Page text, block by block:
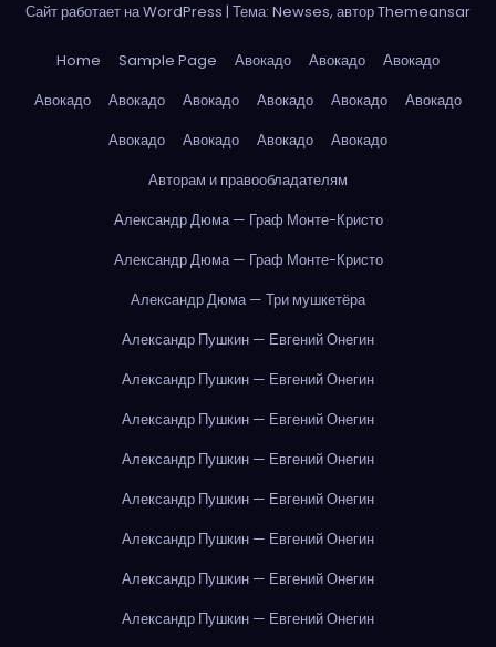
Сайт работает на WordPress | Тема: Newses, авторThemeansar
Home Sample Page Авокадо Авокадо
Авокадо
Авокадо
Авокадо Авокадо Авокадо Авокадо
Авокадо
Авокадо
Авокадо Авокадо
Авокадо
Авторам и правообладателям
Александр Дюма — Граф Монте-Кристо
Александр Дюма — Граф Монте-Кристо
Александр Дюма — Три мушкетёра
Александр Пушкин — Евгений Онегин
Александр Пушкин — Евгений Онегин
Александр Пушкин — Евгений Онегин
Александр Пушкин — Евгений Онегин
Александр Пушкин — Евгений Онегин
Александр Пушкин — Евгений Онегин
Александр Пушкин — Евгений Онегин
Александр Пушкин — Евгений Онегин